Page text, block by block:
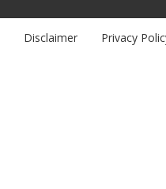
Disclaimer Privacy